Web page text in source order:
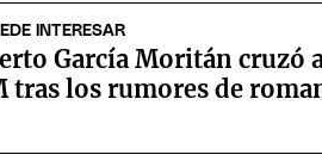
INTERESAR
García Moritán cruzó
tras los rumores de